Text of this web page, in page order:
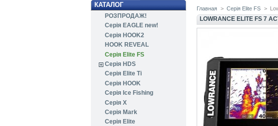
КАТАЛОГ
РОЗПРОДАЖ!
Серія EAGLE new!
Серія HOOK2
HOOK REVEAL
Серія Elite FS
Серія HDS
Серія Elite Ti
Серія HOOK
Серія Ice Fishing
Серія X
Серія Mark
Серія Elite
Главная > Серія Elite FS >
LOWRANCE ELITE FS 7